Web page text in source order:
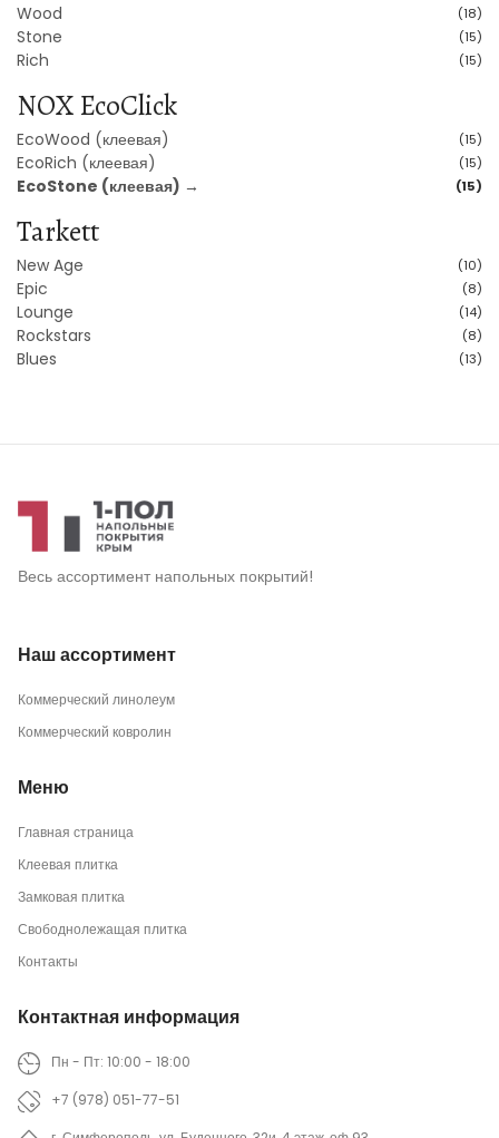
Wood (18)
Stone (15)
Rich (15)
NOX EcoClick
EcoWood (клеевая) (15)
EcoRich (клеевая) (15)
EcoStone (клеевая) → (15)
Tarkett
New Age (10)
Epic (8)
Lounge (14)
Rockstars (8)
Blues (13)
Весь ассортимент напольных покрытий!
Наш ассортимент
Коммерческий линолеум
Коммерческий ковролин
Меню
Главная страница
Клеевая плитка
Замковая плитка
Свободнолежащая плитка
Контакты
Контактная информация
Пн - Пт: 10:00 - 18:00
+7 (978) 051-77-51